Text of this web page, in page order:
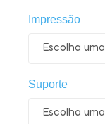
Impressão
Suporte